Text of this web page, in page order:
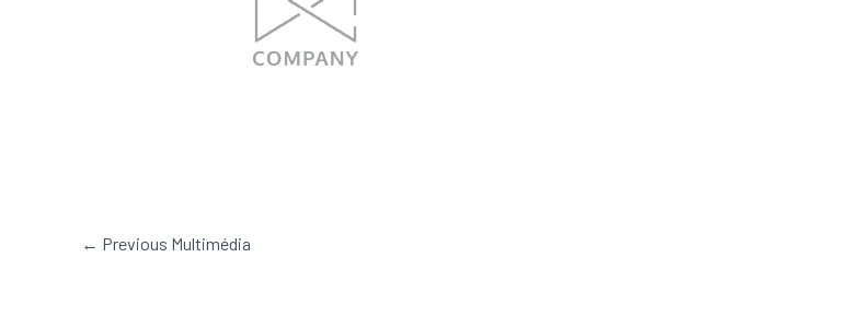
← Previous Multimédia